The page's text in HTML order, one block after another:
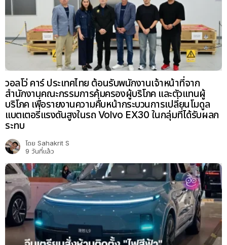
วอลโว่ คาร์ ประเทศไทย ต้อนรับพนักงานเจ้าหน้าที่จาก
สำนักงานคณะกรรมการคุ้มครองผู้บริโภค และตัวแทนผู้
บริโภค เพื่อรายงานความคืบหน้ากระบวนการเปลี่ยนโมดูล
แบตเตอรี่แรงดันสูงในรถ Volvo EX30 ในกลุ่มที่ได้รับผลก
ระทบ
โดย Sahakrit S
9 วันที่แล้ว